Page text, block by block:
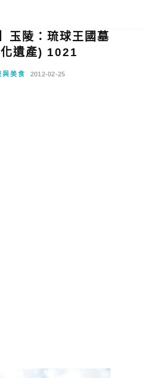
玉陵：琉球王國墓
遺產) 1021
與美食 2012-02-25